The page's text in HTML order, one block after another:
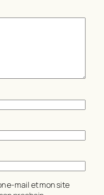
e-mail et mon site